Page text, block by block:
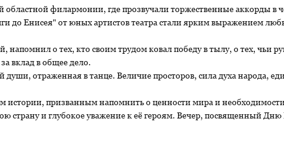
филармонии, где прозвучали торжественные аккорды в
до Енисея" от юных артистов театра стали ярким выражением
напомнил о тех, кто своим трудом ковал победу в тылу, о тех, чьи
вклад в общее дело.
отраженная в танце. Величие просторов, сила духа народа,
истории, призванным напомнить о ценности мира и
страну и глубокое уважение к её героям. Вечер, посвященный Дню